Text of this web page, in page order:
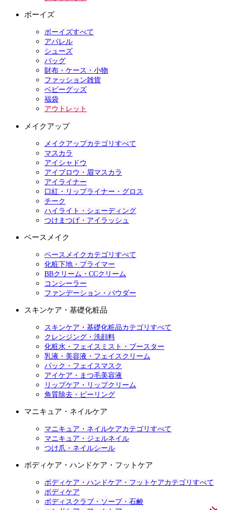
ボーイズ
ボーイズすべて
アパレル
シューズ
バッグ
財布・ケース・小物
ファッション雑貨
ベビーグッズ
福袋
アウトレット
メイクアップ
メイクアップカテゴリすべて
マスカラ
アイシャドウ
アイブロウ・眉マスカラ
アイライナー
口紅・リップライナー・グロス
チーク
ハイライト・シェーディング
つけまつげ・アイラッシュ
ベースメイク
ベースメイクカテゴリすべて
化粧下地・プライマー
BBクリーム・CCクリーム
コンシーラー
ファンデーション・パウダー
スキンケア・基礎化粧品
スキンケア・基礎化粧品カテゴリすべて
クレンジング・洗顔料
化粧水・フェイスミスト・ブースター
乳液・美容液・フェイスクリーム
パック・フェイスマスク
アイケア・まつ毛美容液
リップケア・リップクリーム
角質除去・ピーリング
マニキュア・ネイルケア
マニキュア・ネイルケアカテゴリすべて
マニキュア・ジェルネイル
つけ爪・ネイルシール
ボディケア・ハンドケア・フットケア
ボディケア・ハンドケア・フットケアカテゴリすべて
ボディケア
ボディスクラブ・ソープ・石鹸